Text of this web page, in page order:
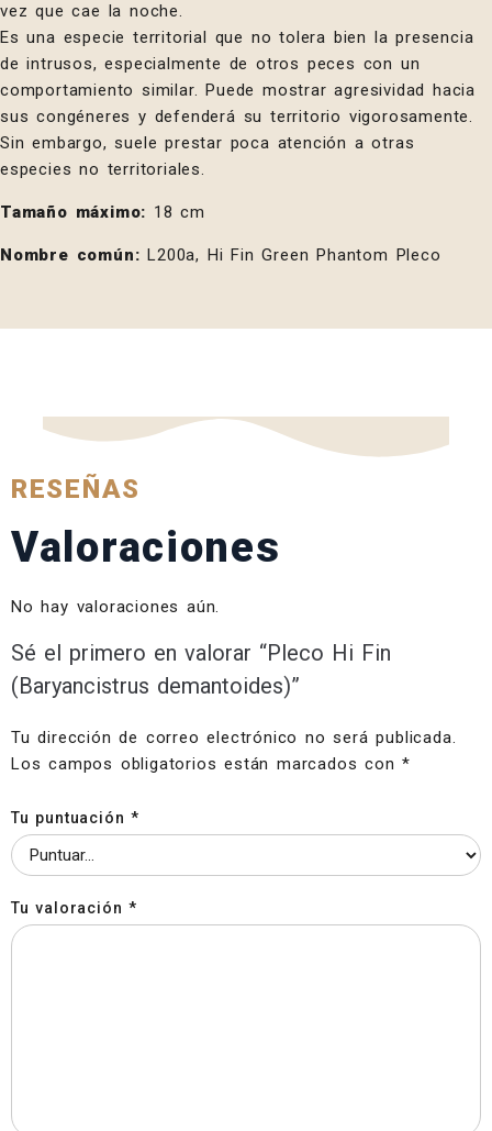
vez que cae la noche.
Es una especie territorial que no tolera bien la presencia
de intrusos, especialmente de otros peces con un
comportamiento similar. Puede mostrar agresividad hacia
sus congéneres y defenderá su territorio vigorosamente.
Sin embargo, suele prestar poca atención a otras
especies no territoriales.
Tamaño máximo: 18 cm
Nombre común: L200a, Hi Fin Green Phantom Pleco
RESEÑAS
Valoraciones
No hay valoraciones aún.
Sé el primero en valorar “Pleco Hi Fin
(Baryancistrus demantoides)”
Tu dirección de correo electrónico no será publicada.
Los campos obligatorios están marcados con*
Tu puntuación*
Tu valoración*